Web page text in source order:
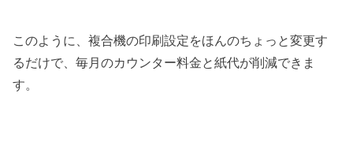
このように、複合機の印刷設定をほんのちょっと変更す
るだけで、毎月のカウンター料金と紙代が削減できま
す。